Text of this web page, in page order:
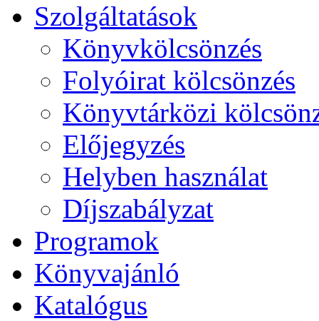
Szolgáltatások
Könyvkölcsönzés
Folyóirat kölcsönzés
Könyvtárközi
Előjegyzés
Helyben használat
Díjszabályzat
Programok
Könyvajánló
Katalógus